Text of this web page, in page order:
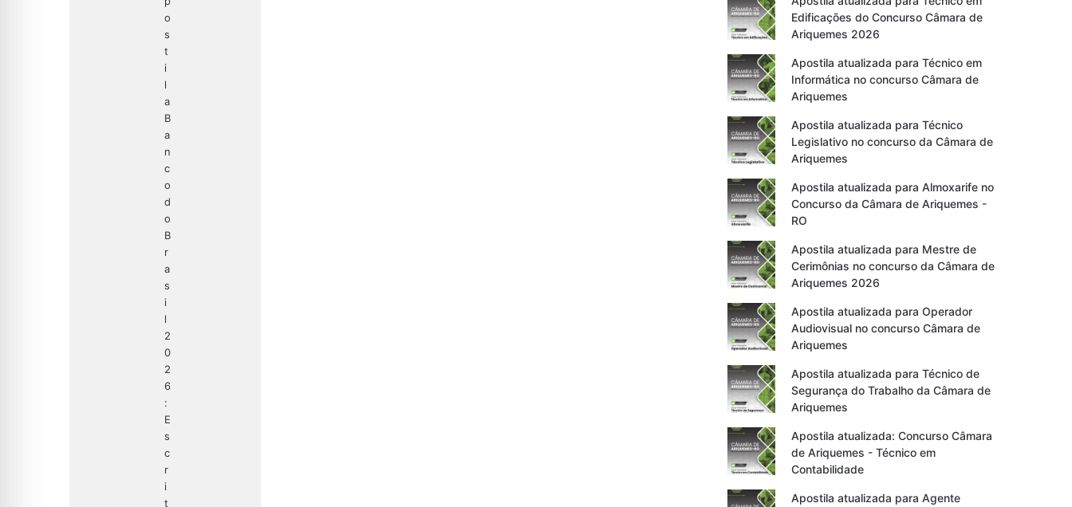
Edificações do Concurso Câmara de
Ariquemes 2026
Apostila atualizada para Técnico em
Informática no concurso Câmara de
Ariquemes
Apostila atualizada para Técnico
Legislativo no concurso da Câmara de
Ariquemes
Apostila atualizada para Almoxarife no
Concurso da Câmara de Ariquemes -
RO
Apostila atualizada para Mestre de
Cerimônias no concurso da Câmara de
Ariquemes 2026
Apostila atualizada para Operador
Audiovisual no concurso Câmara de
Ariquemes
Apostila atualizada para Técnico de
Segurança do Trabalho da Câmara de
Ariquemes
Apostila atualizada: Concurso Câmara
de Ariquemes - Técnico em
Contabilidade
Apostila atualizada para Agente